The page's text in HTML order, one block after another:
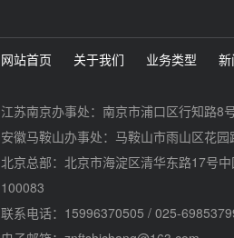
网站首页 关于我们 业务类型
江苏南京办事处：南京市浦口区行知路8
安徽马鞍山办事处：马鞍山市雨山区花
北京总部：北京市海淀区清华东路17号
100083
联系电话：15996370505 / 025-